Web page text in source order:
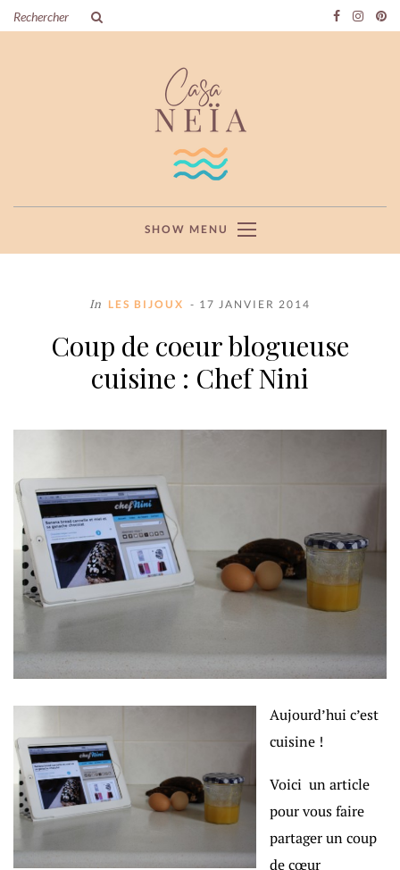
SHOW MENU
In LES BIJOUX - 17 JANVIER 2014
Coup de coeur blogueuse
cuisine : Chef Nini
Aujourd’hui c’est
cuisine !
Voici un article
pour vous faire
partager un coup
de cœur